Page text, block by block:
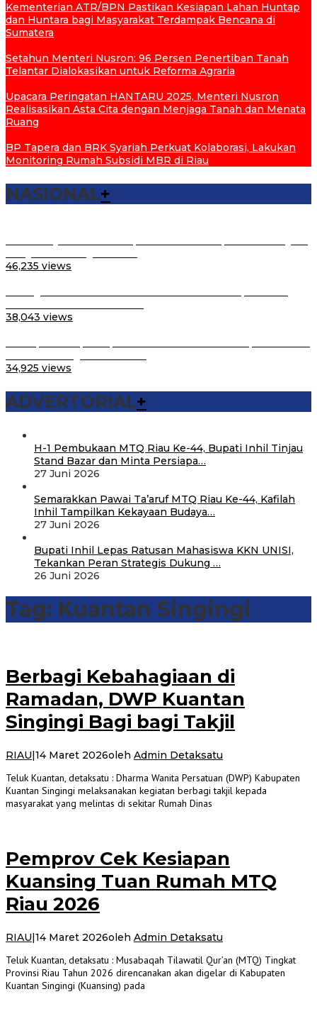
Kementerian ATR/BPN Pastikan Kesiapan Lahan Huntap
dan Huntara bagi Masyarakat Terdampak Bencana di
Sumatera
Setahun Menteri Nusron: 96 Persen Penertiban Tanah
Telantar Dialokasikan untuk Reforma Agraria
Upacara Peringatan HANTARU 2025, Menteri Nusron
Realisasikan Asta Cita dengan Menjaga Tanah dan Menata
Ruang
BP Tapera dan BRK Syariah Perkuat Kolaborasi, Lakukan
Monitoring Rumah Subsidi MBR di Riau
NASIONAL+
46,235 views
38,043 views
34,925 views
ADVERTORIAL+
H-1 Pembukaan MTQ Riau Ke-44, Bupati Inhil Tinjau
Stand Bazar dan Minta Persiapa…
27 Juni 2026
Semarakkan Pawai Ta’aruf MTQ Riau Ke-44, Kafilah
Inhil Tampilkan Kekayaan Budaya…
27 Juni 2026
Bupati Inhil Lepas Ratusan Mahasiswa KKN UNISI,
Tekankan Peran Strategis Dukung …
26 Juni 2026
Tag: Kuantan Singingi
Berbagi Kebahagiaan di
Ramadan, DWP Kuantan
Singingi Bagi bagi Takjil
RIAU|14 Maret 2026oleh Admin Detaksatu
Teluk Kuantan, detaksatu : Dharma Wanita Persatuan (DWP) Kabupaten
Kuantan Singingi melaksanakan kegiatan berbagi takjil kepada
masyarakat yang melintas di sekitar Rumah Dinas
Pemprov Cek Kesiapan
Kuansing Tuan Rumah MTQ
Riau 2026
RIAU|14 Maret 2026oleh Admin Detaksatu
Teluk Kuantan, detaksatu : Musabaqah Tilawatil Qur’an (MTQ) Tingkat
Provinsi Riau Tahun 2026 direncanakan akan digelar di Kabupaten
Kuantan Singingi (Kuansing) pada